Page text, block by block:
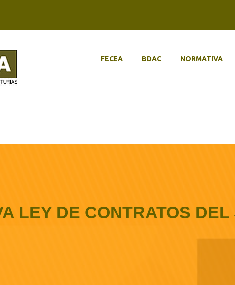
FECEA BDAC NORMATIVA
LEY DE CONTRATOS